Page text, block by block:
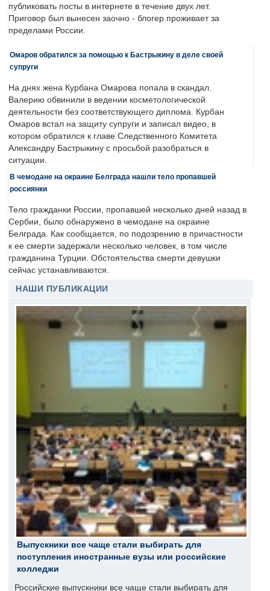
публиковать посты в интернете в течение двух лет.
Приговор был вынесен заочно - блогер проживает за
пределами России.
Омаров обратился за помощью к Бастрыкину в деле своей
супруги
На днях жена Курбана Омарова попала в скандал.
Валерию обвинили в ведении косметологической
деятельности без соответствующего диплома. Курбан
Омаров встал на защиту супруги и записал видео, в
котором обратился к главе Следственного Комитета
Александру Бастрыкину с просьбой разобраться в
ситуации.
В чемодане на окраине Белграда нашли тело пропавшей
россиянки
Тело гражданки России, пропавшей несколько дней назад в
Сербии, было обнаружено в чемодане на окраине
Белграда. Как сообщается, по подозрению в причастности
к ее смерти задержали несколько человек, в том числе
гражданина Турции. Обстоятельства смерти девушки
сейчас устанавливаются.
НАШИ ПУБЛИКАЦИИ
Выпускники все чаще стали выбирать для
поступления иностранные вузы или российские
колледжи
Российские выпускники все чаще стали выбирать для